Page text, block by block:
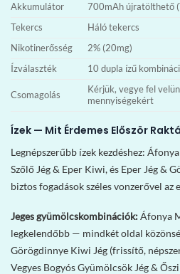
Akkumulátor
700mAh újratölthető
Tekercs
Háló tekercs
Nikotinerősség
2% (20mg)
Ízválaszték
10 dupla ízű
Csomagolás
Kérjük, vegye fel
mennyiségekért
Ízek — Mit Érdemes Először
Legnépszerűbb ízek kezdéshez:
Szőlő Jég & Eper Kiwi, és Eper Jég &
biztos fogadások széles vonzerővel az
Jeges gyümölcskombinációk:Áfonya
legkelendőbb — mindkét oldal
Görögdinnye Kiwi Jég (frissítő,
Vegyes Bogyós Gyümölcsök Jég &